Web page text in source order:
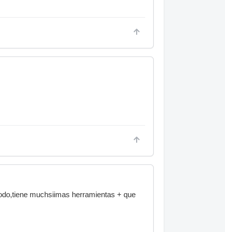
muchsiimas herramientas + que